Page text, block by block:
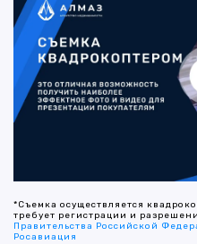
*Съемка осуществляется
требует регистрации и
Правительства Российской
Росавиация